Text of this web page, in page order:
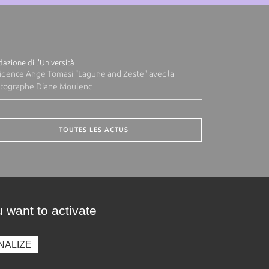
di l'Università
Ange Tomasi "Lagune and Zeste" avec la
Diane Moulenc
TOUTES LES ACTUS
want to activate